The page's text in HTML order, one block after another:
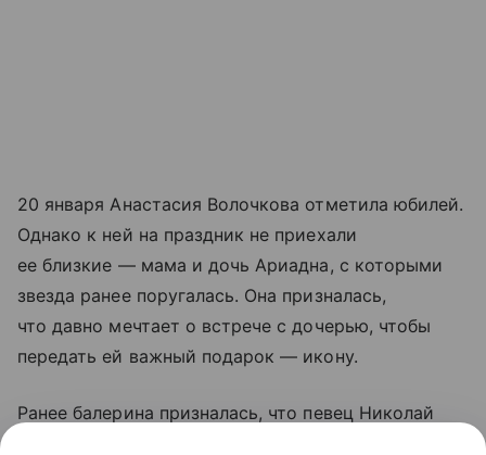
20 января Анастасия Волочкова отметила юбилей.
Однако к ней на праздник не приехали
ее близкие — мама и дочь Ариадна, с которыми
звезда ранее поругалась. Она призналась,
что давно мечтает о встрече с дочерью, чтобы
передать ей важный подарок — икону.
Ранее балерина призналась, что певец Николай